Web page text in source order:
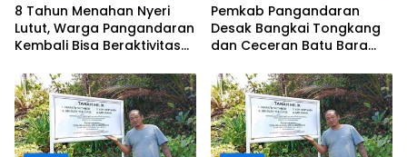
8 Tahun Menahan Nyeri
Lutut, Warga Pangandaran
Kembali Bisa Beraktivitas
Ditanggung BPJS
Pemkab Pangandaran
Desak Bangkai Tongkang
dan Ceceran Batu Bara
Buruknya Koordinasi
Perusahaan